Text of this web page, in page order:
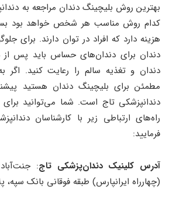
بهترین روش بلیچینگ دندان مراجعه به
کدام روش مناسب هر شخص خواهد بود
هزینه دارد که افراد در توان دارند. برای
دندان برای دندان‌های حساس باید پس از
دندان و تغذیه سالم را رعایت کنید. اگر
مطمئن برای بلیچینگ دندان هستید
دندانپزشکی تاج است. شما می‌توانید
راه‌های ارتباطی زیر با کارشناسان
فرمایید:
آدرس کلینیک دندان‌پزشکی تاج:
(چهارراه ایرانپارس) طبقه فوقانی بانک سپه،